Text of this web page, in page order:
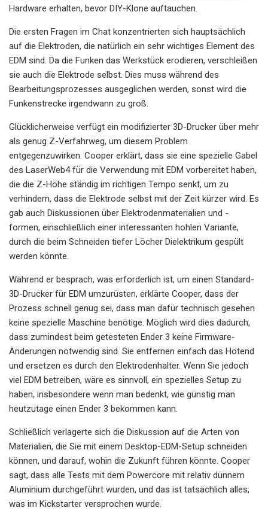
Hardware erhalten, bevor DIY-Klone auftauchen.
Die ersten Fragen im Chat konzentrierten sich hauptsächlich
auf die Elektroden, die natürlich ein sehr wichtiges Element des
EDM sind. Da die Funken das Werkstück erodieren, verschleißen
sie auch die Elektrode selbst. Dies muss während des
Bearbeitungsprozesses ausgeglichen werden, sonst wird die
Funkenstrecke irgendwann zu groß.
Glücklicherweise verfügt ein modifizierter 3D-Drucker über mehr
als genug Z-Verfahrweg, um diesem Problem
entgegenzuwirken. Cooper erklärt, dass sie eine spezielle Gabel
des LaserWeb4 für die Verwendung mit EDM vorbereitet haben,
die die Z-Höhe ständig im richtigen Tempo senkt, um zu
verhindern, dass die Elektrode selbst mit der Zeit kürzer wird. Es
gab auch Diskussionen über Elektrodenmaterialien und -
formen, einschließlich einer interessanten hohlen Variante,
durch die beim Schneiden tiefer Löcher Dielektrikum gespült
werden könnte.
Während er besprach, was erforderlich ist, um einen Standard-
3D-Drucker für EDM umzurüsten, erklärte Cooper, dass der
Prozess schnell genug sei, dass man dafür technisch gesehen
keine spezielle Maschine benötige. Möglich wird dies dadurch,
dass zumindest beim getesteten Ender 3 keine Firmware-
Änderungen notwendig sind. Sie entfernen einfach das Hotend
und ersetzen es durch den Elektrodenhalter. Wenn Sie jedoch
viel EDM betreiben, wäre es sinnvoll, ein spezielles Setup zu
haben, insbesondere wenn man bedenkt, wie günstig man
heutzutage einen Ender 3 bekommen kann.
Schließlich verlagerte sich die Diskussion auf die Arten von
Materialien, die Sie mit einem Desktop-EDM-Setup schneiden
können, und darauf, wohin die Zukunft führen könnte. Cooper
sagt, dass alle Tests mit dem Powercore mit relativ dünnem
Aluminium durchgeführt wurden, und das ist tatsächlich alles,
was im Kickstarter versprochen wurde.